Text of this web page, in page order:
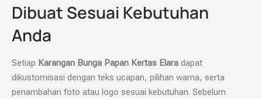
Dibuat Sesuai Kebutuhan
Anda
Setiap Karangan Bunga Papan Kertas Elara dapat
dikustomisasi dengan teks ucapan, pilihan warna, serta
penambahan foto atau logo sesuai kebutuhan. Sebelum